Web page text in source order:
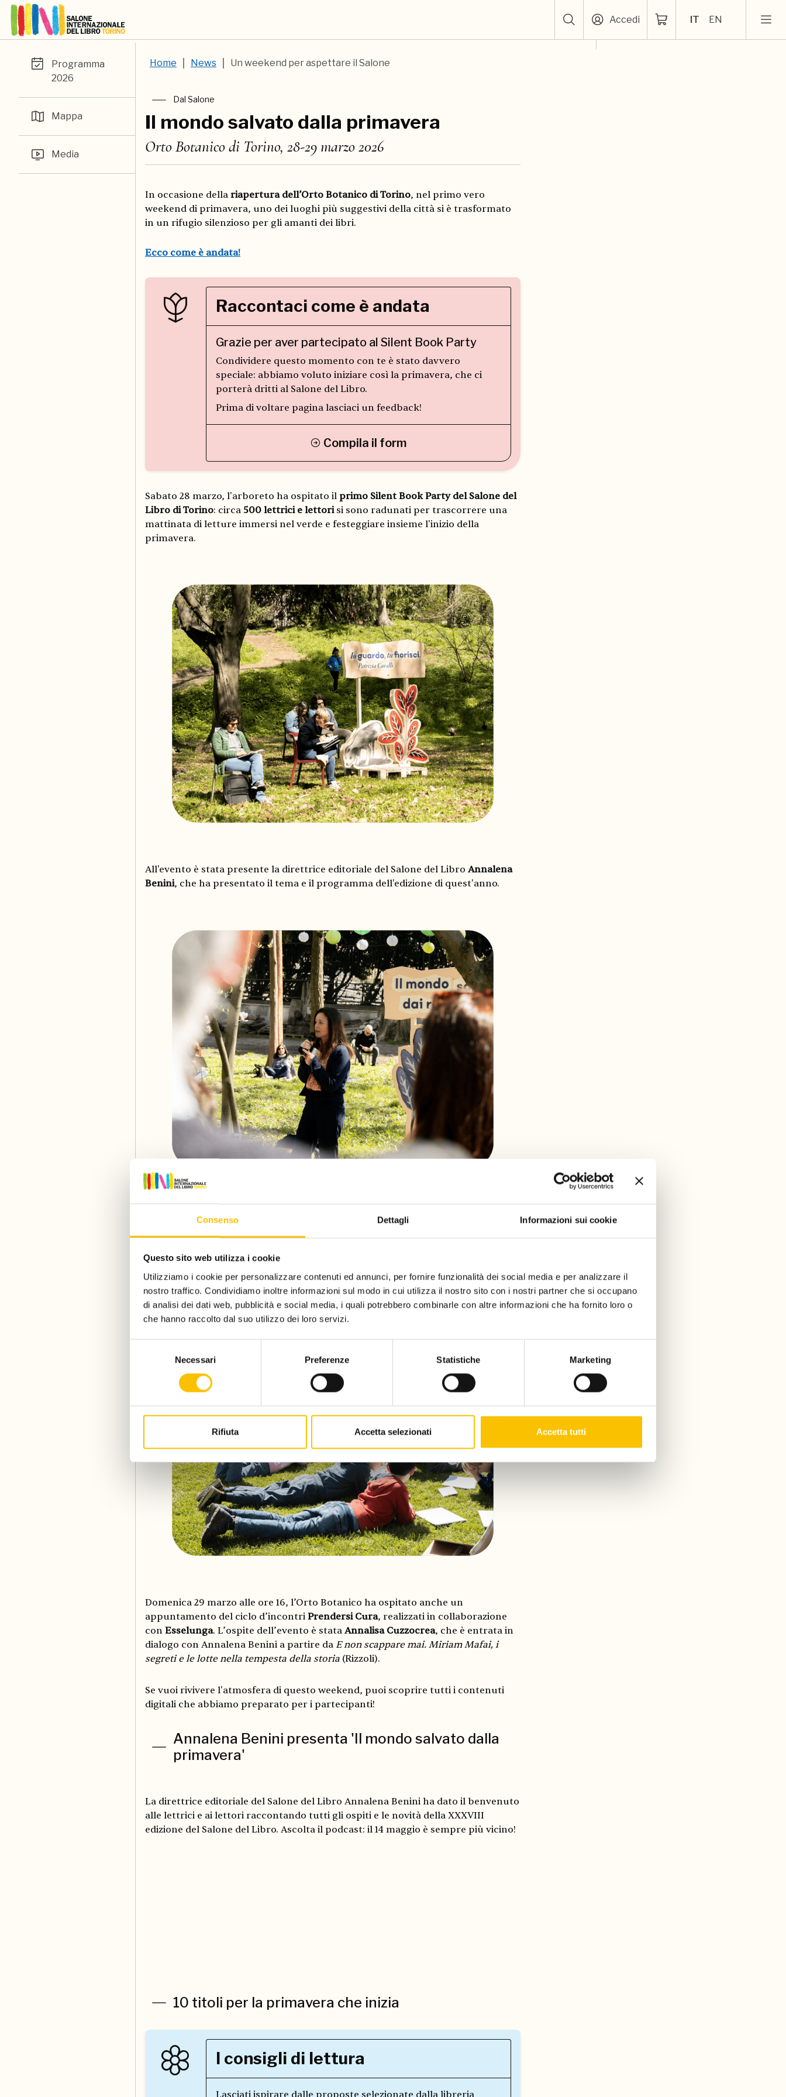
Consenso Dettagli Informazioni sui cookie
Questo sito web utilizza i cookie
Utilizziamo i cookie per personalizzare contenuti ed annunci, per fornire funzionalità dei social media e per analizzare il
nostro traffico. Condividiamo inoltre informazioni sul modo in cui utilizza il nostro sito con i nostri partner che si occupano
di analisi dei dati web, pubblicità e social media, i quali potrebbero combinarle con altre informazioni che ha fornito loro o
che hanno raccolto dal suo utilizzo dei loro servizi.
Necessari Preferenze Statistiche Marketing
Rifiuta Accetta selezionati Accetta tutti
Accedi IT EN
Programma
2026
Mappa
Media
Home News Un weekend per aspettare il Salone
Dal Salone
Il mondo salvato dalla primavera
Orto Botanico di Torino, 28-29 marzo 2026
In occasione della riapertura dell’Orto Botanico di Torino, nel primo vero
weekend di primavera, uno dei luoghi più suggestivi della città si è trasformato
in un rifugio silenzioso per gli amanti dei libri.
Ecco come è andata!
Raccontaci come è andata
Grazie per aver partecipato al Silent Book Party
Condividere questo momento con te è stato davvero
speciale: abbiamo voluto iniziare così la primavera, che ci
porterà dritti al Salone del Libro.
Prima di voltare pagina lasciaci un feedback!
Compila il form
Sabato 28 marzo, l'arboreto ha ospitato il primo Silent Book Party del Salone del
Libro di Torino: circa 500 lettrici e lettori si sono radunati per trascorrere una
mattinata di letture immersi nel verde e festeggiare insieme l'inizio della
primavera.
All'evento è stata presente la direttrice editoriale del Salone del Libro Annalena
Benini, che ha presentato il tema e il programma dell'edizione di quest'anno.
Il programma ha coinvolto anche un evento speciale per i più piccoli: la prima
Karl e le forme della natura
una lettura e un laboratorio alla scoperta del suggestivo legame che esiste tra le
forme della natura e quelle dell’arte.
Domenica 29 marzo alle ore 16, l’Orto Botanico ha ospitato anche un
appuntamento del ciclo d’incontri Prendersi Cura, realizzati in collaborazione
con Esselunga. L’ospite dell’evento è stata Annalisa Cuzzocrea, che è entrata in
dialogo con Annalena Benini a partire da E non scappare mai. Miriam Mafai, i
segreti e le lotte nella tempesta della storia (Rizzoli).
Se vuoi rivivere l'atmosfera di questo weekend, puoi scoprire tutti i contenuti
digitali che abbiamo preparato per i partecipanti!
Annalena Benini presenta 'Il mondo salvato dalla
primavera'
La direttrice editoriale del Salone del Libro Annalena Benini ha dato il benvenuto
alle lettrici e ai lettori raccontando tutti gli ospiti e le novità della XXXVIII
edizione del Salone del Libro. Ascolta il podcast: il 14 maggio è sempre più vicino!
10 titoli per la primavera che inizia
I consigli di lettura